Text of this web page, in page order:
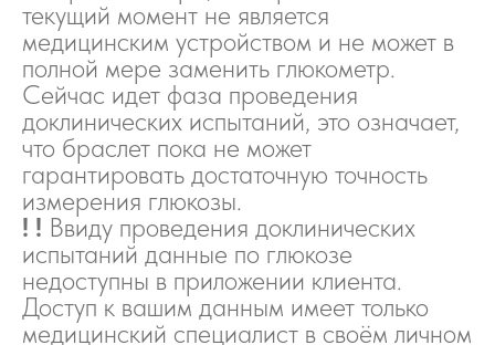
текущий момент не является
медицинским устройством и не может в
полной мере заменить глюкометр.
Сейчас идет фаза проведения
доклинических испытаний, это означает,
что браслет пока не может
гарантировать достаточную точность
измерения глюкозы.
! ! Ввиду проведения доклинических
испытаний данные по глюкозе
недоступны в приложении клиента.
Доступ к вашим данным имеет только
медицинский специалист в своём личном